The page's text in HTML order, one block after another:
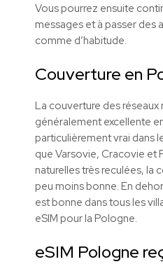
Vous pourrez ensuite
messages et à passer des
comme d’habitude.
Couverture en
La couverture des
généralement excellente
particulièrement vrai dans
que Varsovie, Cracovie et
naturelles très reculées, la
peu moins bonne. En
est bonne dans tous les
eSIM pour la Pologne.
eSIM Pologne